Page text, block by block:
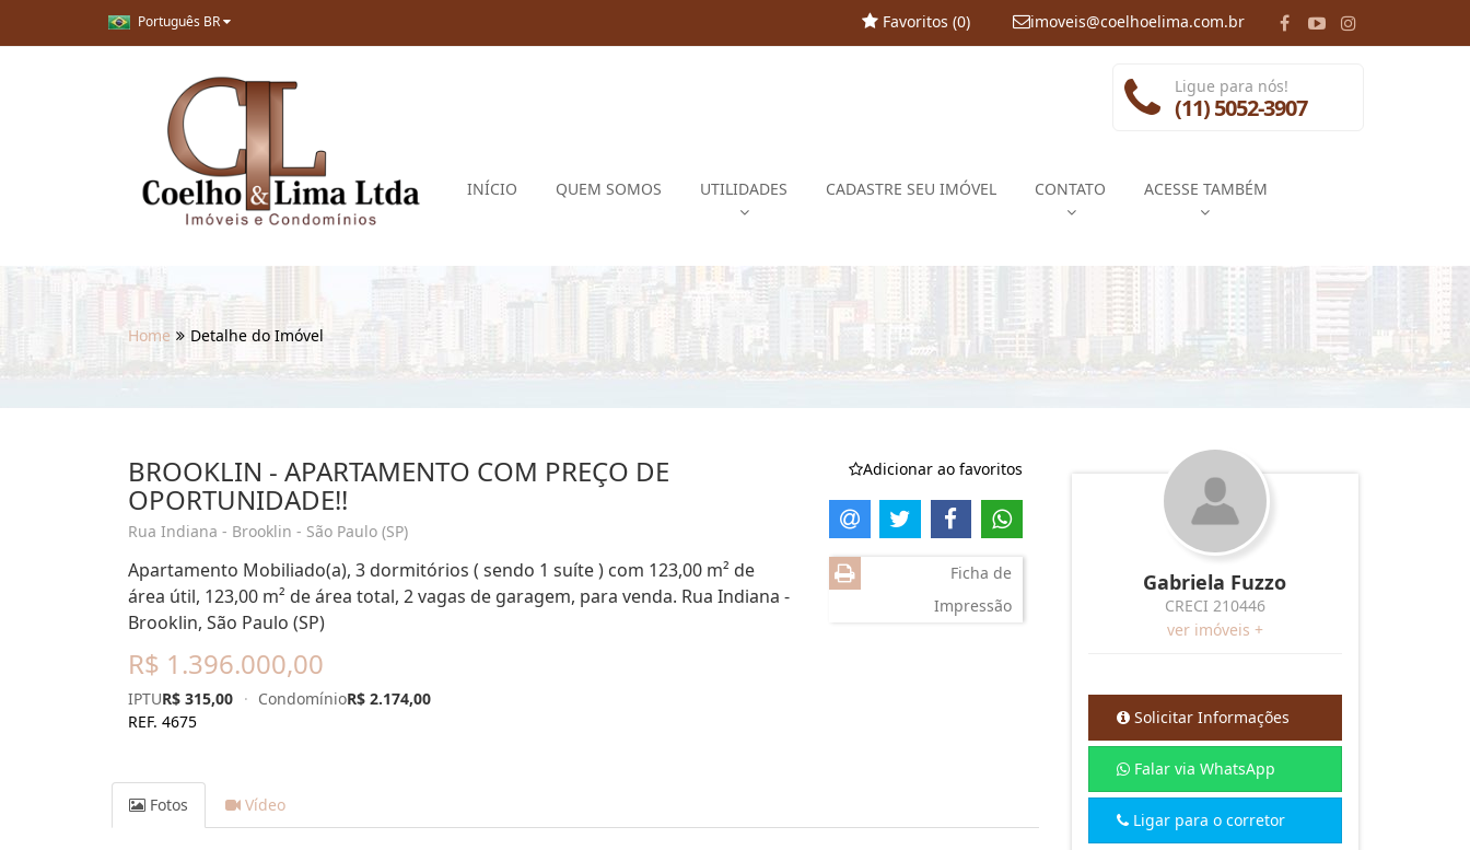
Português BR imoveis@coelhoelima.com.br
Favoritos (0)
INÍCIO QUEM SOMOS UTILIDADES CADASTRE SEU IMÓVEL CONTATO ACESSE TAMBÉM
Ligue para nós!
(11) 5052-3907
Home Detalhe do Imóvel
BROOKLIN - APARTAMENTO COM PREÇO DE
OPORTUNIDADE!!
Rua Indiana - Brooklin - São Paulo (SP)
Apartamento Mobiliado(a), 3 dormitórios ( sendo 1 suíte ) com 123,00 m² de
área útil, 123,00 m² de área total, 2 vagas de garagem, para venda. Rua Indiana -
Brooklin, São Paulo (SP)
R$ 1.396.000,00
IPTUR$ 315,00 · CondomínioR$ 2.174,00
REF. 4675
Adicionar ao favoritos
Ficha de
Impressão
Fotos Vídeo
Gabriela Fuzzo
CRECI 210446
ver imóveis +
Solicitar Informações
Falar via WhatsApp
Ligar para o corretor